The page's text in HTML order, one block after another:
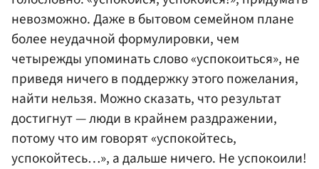
невозможно. Даже в бытовом семейном плане
более неудачной формулировки, чем
четырежды упоминать слово «успокоиться», не
приведя ничего в поддержку этого пожелания,
найти нельзя. Можно сказать, что результат
достигнут — люди в крайнем раздражении,
потому что им говорят «успокойтесь,
успокойтесь…», а дальше ничего. Не успокоили!